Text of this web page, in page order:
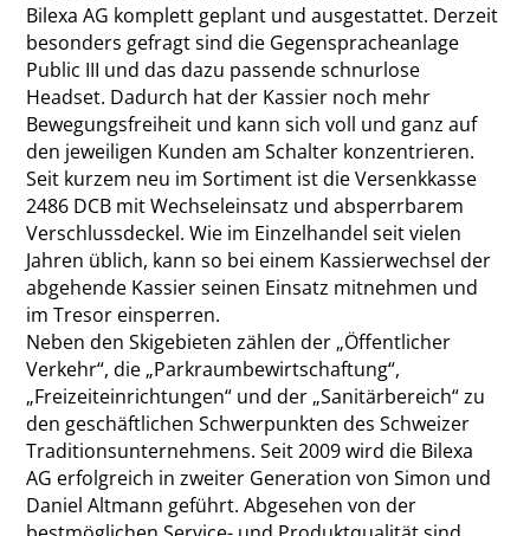
Bilexa AG komplett geplant und ausgestattet. Derzeit
besonders gefragt sind die Gegenspracheanlage
Public III und das dazu passende schnurlose
Headset. Dadurch hat der Kassier noch mehr
Bewegungsfreiheit und kann sich voll und ganz auf
den jeweiligen Kunden am Schalter konzentrieren.
Seit kurzem neu im Sortiment ist die Versenkkasse
2486 DCB mit Wechseleinsatz und absperrbarem
Verschlussdeckel. Wie im Einzelhandel seit vielen
Jahren üblich, kann so bei einem Kassierwechsel der
abgehende Kassier seinen Einsatz mitnehmen und
im Tresor einsperren.
Neben den Skigebieten zählen der „Öffentlicher
Verkehr“, die „Parkraumbewirtschaftung“,
„Freizeiteinrichtungen“ und der „Sanitärbereich“ zu
den geschäftlichen Schwerpunkten des Schweizer
Traditionsunternehmens. Seit 2009 wird die Bilexa
AG erfolgreich in zweiter Generation von Simon und
Daniel Altmann geführt. Abgesehen von der